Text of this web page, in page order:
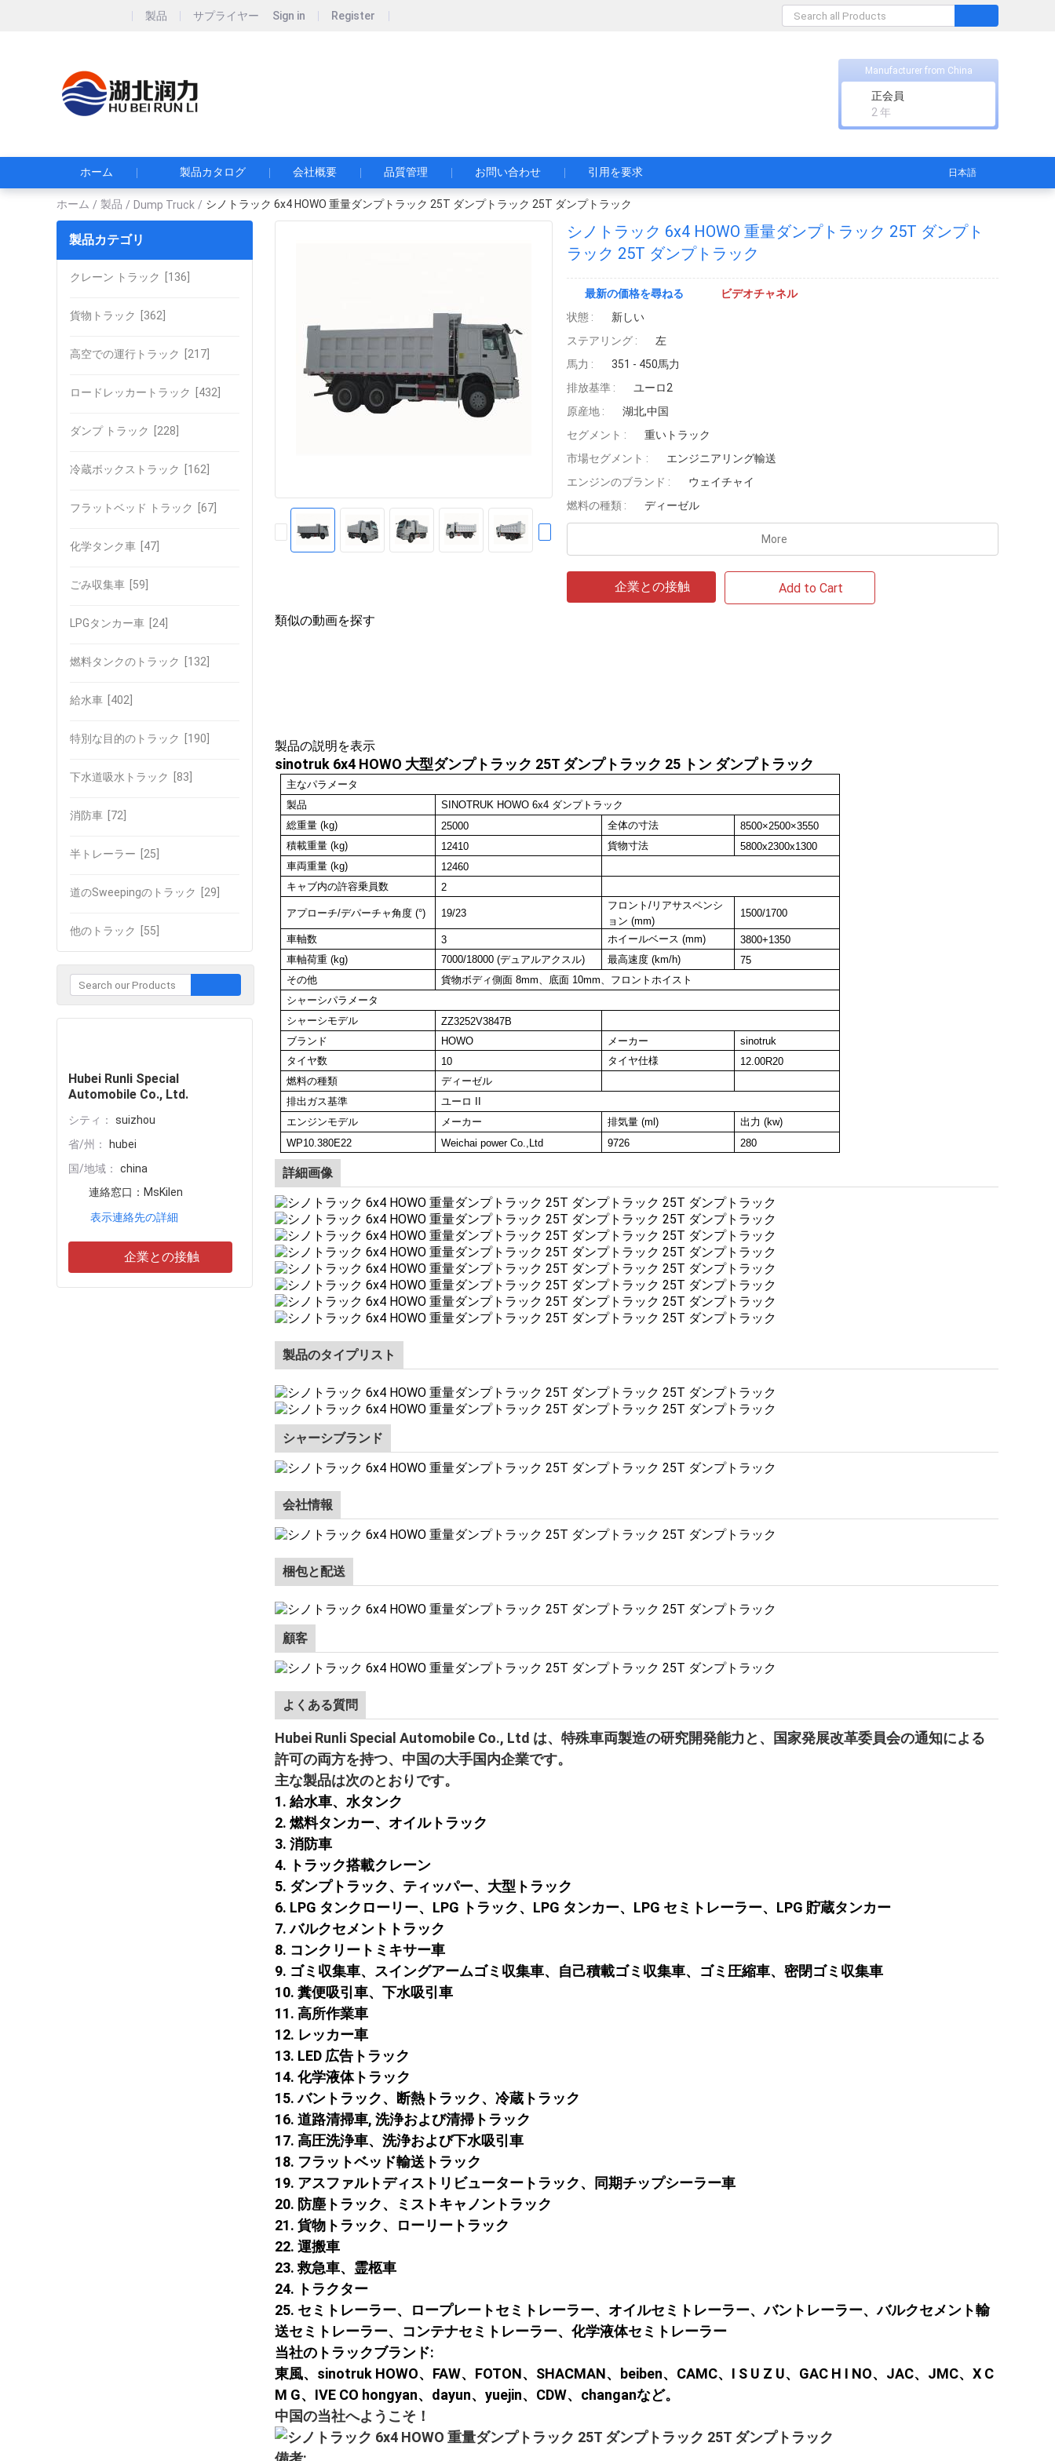
製品 サプライヤー Sign in Register
Manufacturer from China
正会員
2 年
ホーム 製品カタログ 会社概要 品質管理 お問い合わせ 引用を要求 日本語
ホーム / 製品 / Dump Truck / シノトラック 6x4 HOWO 重量ダンプトラック 25T ダンプトラック 25T ダンプトラック
製品カテゴリ
クレーン トラック [136]
貨物トラック [362]
高空での運行トラック [217]
ロードレッカートラック [432]
ダンプ トラック [228]
冷蔵ボックストラック [162]
フラットベッド トラック [67]
化学タンク車 [47]
ごみ収集車 [59]
LPGタンカー車 [24]
燃料タンクのトラック [132]
給水車 [402]
特別な目的のトラック [190]
下水道吸水トラック [83]
消防車 [72]
半トレーラー [25]
道のSweepingのトラック [29]
他のトラック [55]
Hubei Runli Special
Automobile Co., Ltd.
シティ：
suizhou
省/州：
hubei
国/地域：
china
連絡窓口： MsKilen
表示連絡先の詳細
企業との接触
シノトラック 6x4 HOWO 重量ダンプトラック 25T ダンプト
ラック 25T ダンプトラック
最新の価格を尋ねる
ビデオチャネル
状態 :
新しい
ステアリング :
左
馬力 :
351 - 450馬力
排放基準 :
ユーロ2
原産地 :
湖北,中国
セグメント :
重いトラック
市場セグメント :
エンジニアリング輸送
エンジンのブランド :
ウェイチャイ
燃料の種類 :
ディーゼル
More
企業との接触 Add to Cart
類似の動画を探す
製品の説明を表示
sinotruk 6x4 HOWO 大型ダンプトラック 25T ダンプトラック 25 トン ダンプトラック
主なパラメータ
製品
SINOTRUK HOWO 6x4 ダンプトラック
総重量 (kg)
25000 全体の寸法
8500×2500×3550
積載重量 (kg)
12410 貨物寸法
5800x2300x1300
車両重量 (kg)
12460
キャブ内の許容乗員数
2
アプローチ/デパーチャ角度 (°) 19/23
フロント/リアサスペンシ
ョン (mm)
1500/1700
車軸数 3 ホイールベース (mm)
3800+1350
車軸荷重 (kg)
7000/18000 (デュアルアクスル) 最高速度 (km/h)
75
その他
貨物ボディ側面 8mm、底面 10mm、フロントホイスト
シャーシパラメータ
シャーシモデル
ZZ3252V3847B
ブランド
HOWO メーカー
sinotruk
タイヤ数
10 タイヤ仕様
12.00R20
燃料の種類
ディーゼル
排出ガス基準
ユーロ II
エンジンモデル
メーカー 排気量 (ml)
出力 (kw)
WP10.380E22
Weichai power Co.,Ltd 9726 280
詳細画像
製品のタイプリスト
シャーシブランド
会社情報
梱包と配送
顧客
よくある質問
Hubei Runli Special Automobile Co., Ltd は、特殊車両製造の研究開発能力と、国家発展改革委員会の通知による
許可の両方を持つ、中国の大手国内企業です。
主な製品は次のとおりです。
1. 給水車、水タンク
2. 燃料タンカー、オイルトラック
3. 消防車
4. トラック搭載クレーン
5. ダンプトラック、ティッパー、大型トラック
6. LPG タンクローリー、LPG トラック、LPG タンカー、LPG セミトレーラー、LPG 貯蔵タンカー
7. バルクセメントトラック
8. コンクリートミキサー車
9. ゴミ収集車、スイングアームゴミ収集車、自己積載ゴミ収集車、ゴミ圧縮車、密閉ゴミ収集車
10. 糞便吸引車、下水吸引車
11. 高所作業車
12. レッカー車
13. LED 広告トラック
14. 化学液体トラック
15. バントラック、断熱トラック、冷蔵トラック
16. 道路清掃車, 洗浄および清掃トラック
17. 高圧洗浄車、洗浄および下水吸引車
18. フラットベッド輸送トラック
19. アスファルトディストリビュータートラック、同期チップシーラー車
20. 防塵トラック、ミストキャノントラック
21. 貨物トラック、ローリートラック
22. 運搬車
23. 救急車、霊柩車
24. トラクター
25. セミトレーラー、ロープレートセミトレーラー、オイルセミトレーラー、バントレーラー、バルクセメント輸
送セミトレーラー、コンテナセミトレーラー、化学液体セミトレーラー
当社のトラックブランド:
東風、sinotruk HOWO、FAW、FOTON、SHACMAN、beiben、CAMC、I S U Z U、GAC H I NO、JAC、JMC、X C
M G、IVE CO hongyan、dayun、yuejin、CDW、changanなど。
中国の当社へようこそ！